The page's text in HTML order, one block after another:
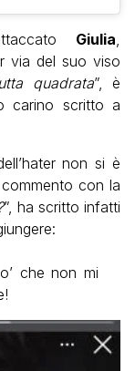
Giulia,
via del suo viso
quadrata”, è
carino scritto a
non si è
con la
”, ha scritto infatti
che non mi